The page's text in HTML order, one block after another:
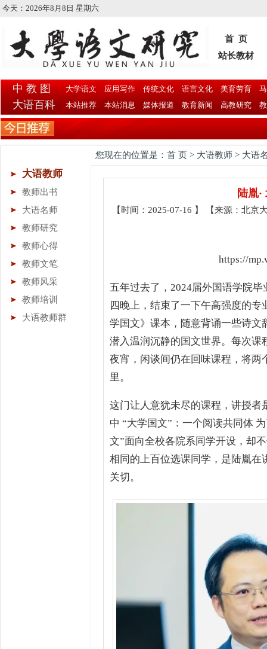
今天： 2026年8月8日 星期六
首 页
站长教材
中 教 图
大语百科
大学语文 应用写作 传统文化 语言文化 美育劳育
本站推荐
本站消息 媒体报道 教育新闻 高教研究
您现在的位置是：首 页 > 大语教师 > 大语
大语教师
教师出书
大语名师
教师研究
教师心得
教师文笔
教师风采
教师培训
大语教师群
陆胤
【时间：2025-07-16 】 【来源：北
https://
五年过去了，2024届外国语学院
四晚上，结束了一下午高强度的
学国文》课本，随意背诵一些诗
潜入温润沉静的国文世界。每次
夜宵，闲谈间仍在回味课程，将
里。
这门让人意犹未尽的课程，讲授者
中 “大学国文”：一个阅读共同体
文”面向全校各院系同学开设，却
相同的上百位选课同学，是陆胤
关切。